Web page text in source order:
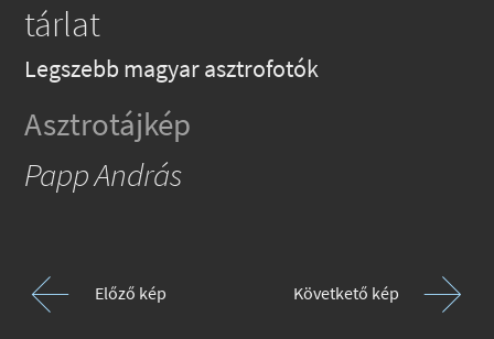
tárlat
Legszebb magyar asztrofotók
Asztrotájkép
Papp András
Előző kép Követkető kép